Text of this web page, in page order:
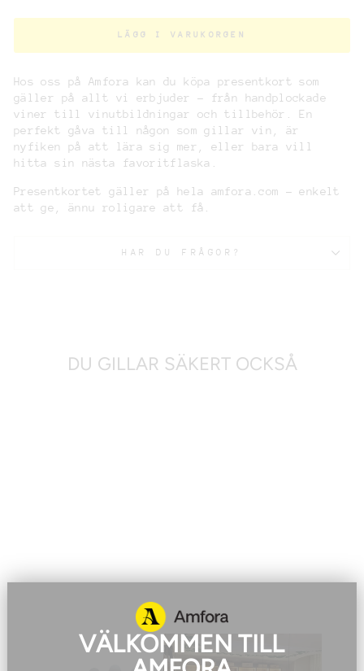
LÄGG I VARUKORGEN
Hos oss på Amfora kan du köpa presentkort som
gäller på allt vi erbjuder – från handplockade
viner till vinutbildningar och tillbehör. En
perfekt gåva till någon som gillar vin, är
nyfiken på att lära sig mer, eller bara vill
hitta sin nästa favoritflaska.
Presentkortet gäller på hela amfora.com – enkelt
att ge, ännu roligare att få.
HAR DU FRÅGOR?
DU GILLAR SÄKERT OCKSÅ
VÄLKOMMEN TILL